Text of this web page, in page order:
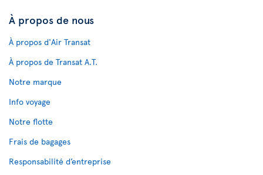
À propos de nous
À propos d'Air Transat
À propos de Transat A.T.
Notre marque
Info voyage
Notre flotte
Frais de bagages
Responsabilité d’entreprise